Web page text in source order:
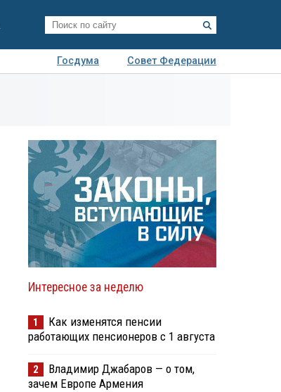
Госдума
Совет Федерации
Интересное за неделю
1
Как изменятся пенсии
работающих пенсионеров с 1 августа
2
Владимир Джабаров — о том,
зачем Европе Армения